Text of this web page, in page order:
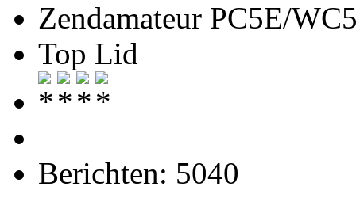
Zendamateur PC5E/
Top Lid
Berichten: 5040